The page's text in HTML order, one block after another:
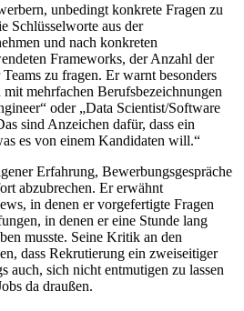
unbedingt konkrete Fragen zu
Schlüsselworte aus der
und nach konkreten
Frameworks, der Anzahl der
zu fragen. Er warnt besonders
mehrfachen Berufsbezeichnungen
oder „Data Scientist/Software
sind Anzeichen dafür, dass ein
es von einem Kandidaten will.“
Erfahrung, Bewerbungsgespräche
abzubrechen. Er erwähnt
in denen er vorgefertigte Fragen
in denen er eine Stunde lang
musste. Seine Kritik an den
dass Rekrutierung ein zweiseitiger
auch, sich nicht entmutigen zu lassen
da draußen.